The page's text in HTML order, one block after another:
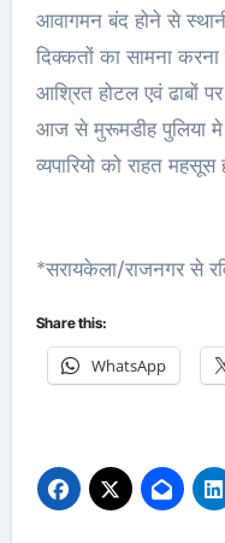
आवागमन बंद होने से
दिक्कतों का सामना करना
आश्रित होटल एवं ढाबों
आज से मुरूमडीह पुलिया मे
व्यपारियो को राहत महसूस
*सरायकेला/राजनगर से
Share this:
WhatsApp